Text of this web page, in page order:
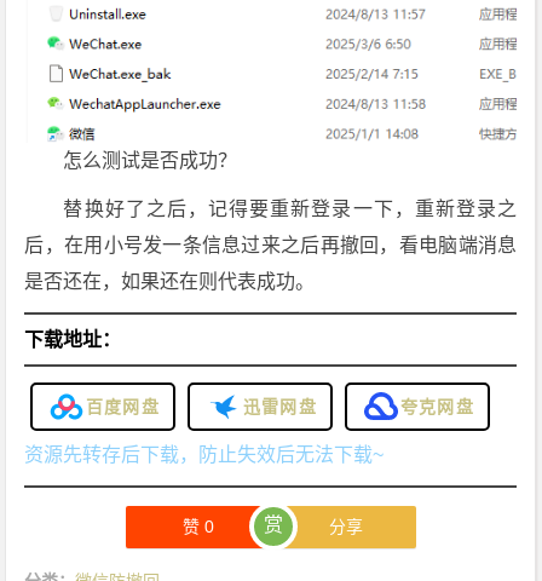
怎么测试是否成功？
替换好了之后，记得要重新登录一下，重新登录之
后，在用小号发一条信息过来之后再撤回，看电脑端消息
是否还在，如果还在则代表成功。
下载地址：
百度网盘 迅雷网盘 夸克网盘
资源先转存后下载，防止失效后无法下载~
赞0 赏 分享